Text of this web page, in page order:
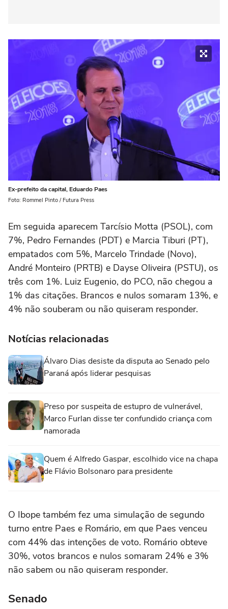
Ex-prefeito da capital, Eduardo Paes
Foto: Rommel Pinto / Futura Press
Em seguida aparecem Tarcísio Motta (PSOL), com
7%, Pedro Fernandes (PDT) e Marcia Tiburi (PT),
empatados com 5%, Marcelo Trindade (Novo),
André Monteiro (PRTB) e Dayse Oliveira (PSTU), os
três com 1%. Luiz Eugenio, do PCO, não chegou a
1% das citações. Brancos e nulos somaram 13%, e
4% não souberam ou não quiseram responder.
Notícias relacionadas
Álvaro Dias desiste da disputa ao Senado pelo
Paraná após liderar pesquisas
Preso por suspeita de estupro de vulnerável,
Marco Furlan disse ter confundido criança com
namorada
Quem é Alfredo Gaspar, escolhido vice na chapa
de Flávio Bolsonaro para presidente
O Ibope também fez uma simulação de segundo
turno entre Paes e Romário, em que Paes venceu
com 44% das intenções de voto. Romário obteve
30%, votos brancos e nulos somaram 24% e 3%
não sabem ou não quiseram responder.
Senado